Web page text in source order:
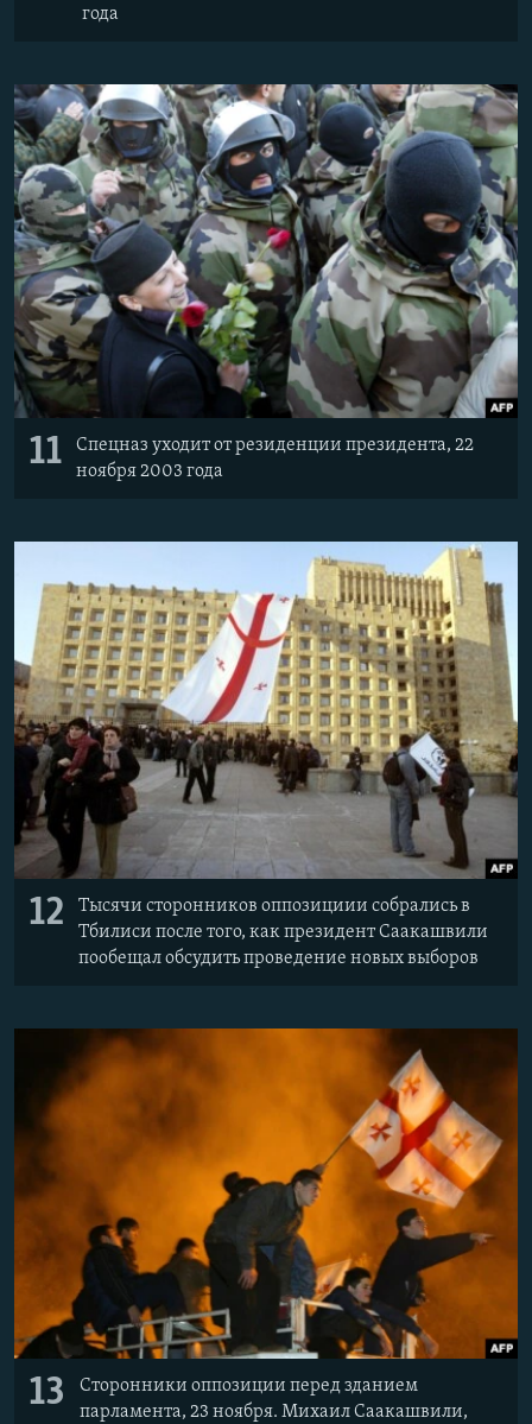
года
11
Спецназ уходит от резиденции президента, 22
ноября 2003 года
12
Тысячи сторонников оппозициии собрались в
Тбилиси после того, как президент Саакашвили
пообещал обсудить проведение новых выборов
13
Сторонники оппозиции перед зданием
парламента, 23 ноября. Михаил Саакашвили,